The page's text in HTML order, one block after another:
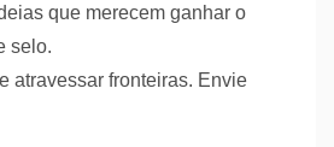
que merecem ganhar o
selo.
atravessar fronteiras. Envie